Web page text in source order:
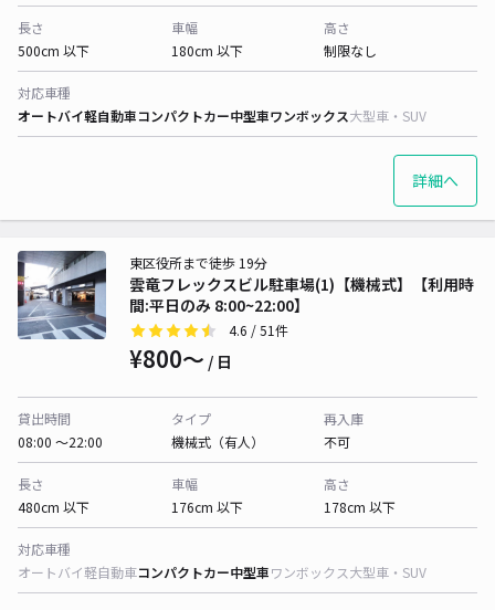
長さ
500cm 以下
車幅
180cm 以下
高さ
制限なし
対応車種
オートバイ軽自動車コンパクトカー中型車ワンボックス大型車・SUV
詳細へ
雲竜フレックスビル駐車場(1)【機械式】【利用時
間:平日のみ 8:00~22:00】
東区役所まで徒歩 19分
4.6 / 51件
¥800〜 / 日
貸出時間
08:00 〜22:00
タイプ
機械式（有人）
再入庫
不可
長さ
480cm 以下
車幅
176cm 以下
高さ
178cm 以下
対応車種
オートバイ軽自動車コンパクトカー中型車ワンボックス大型車・SUV